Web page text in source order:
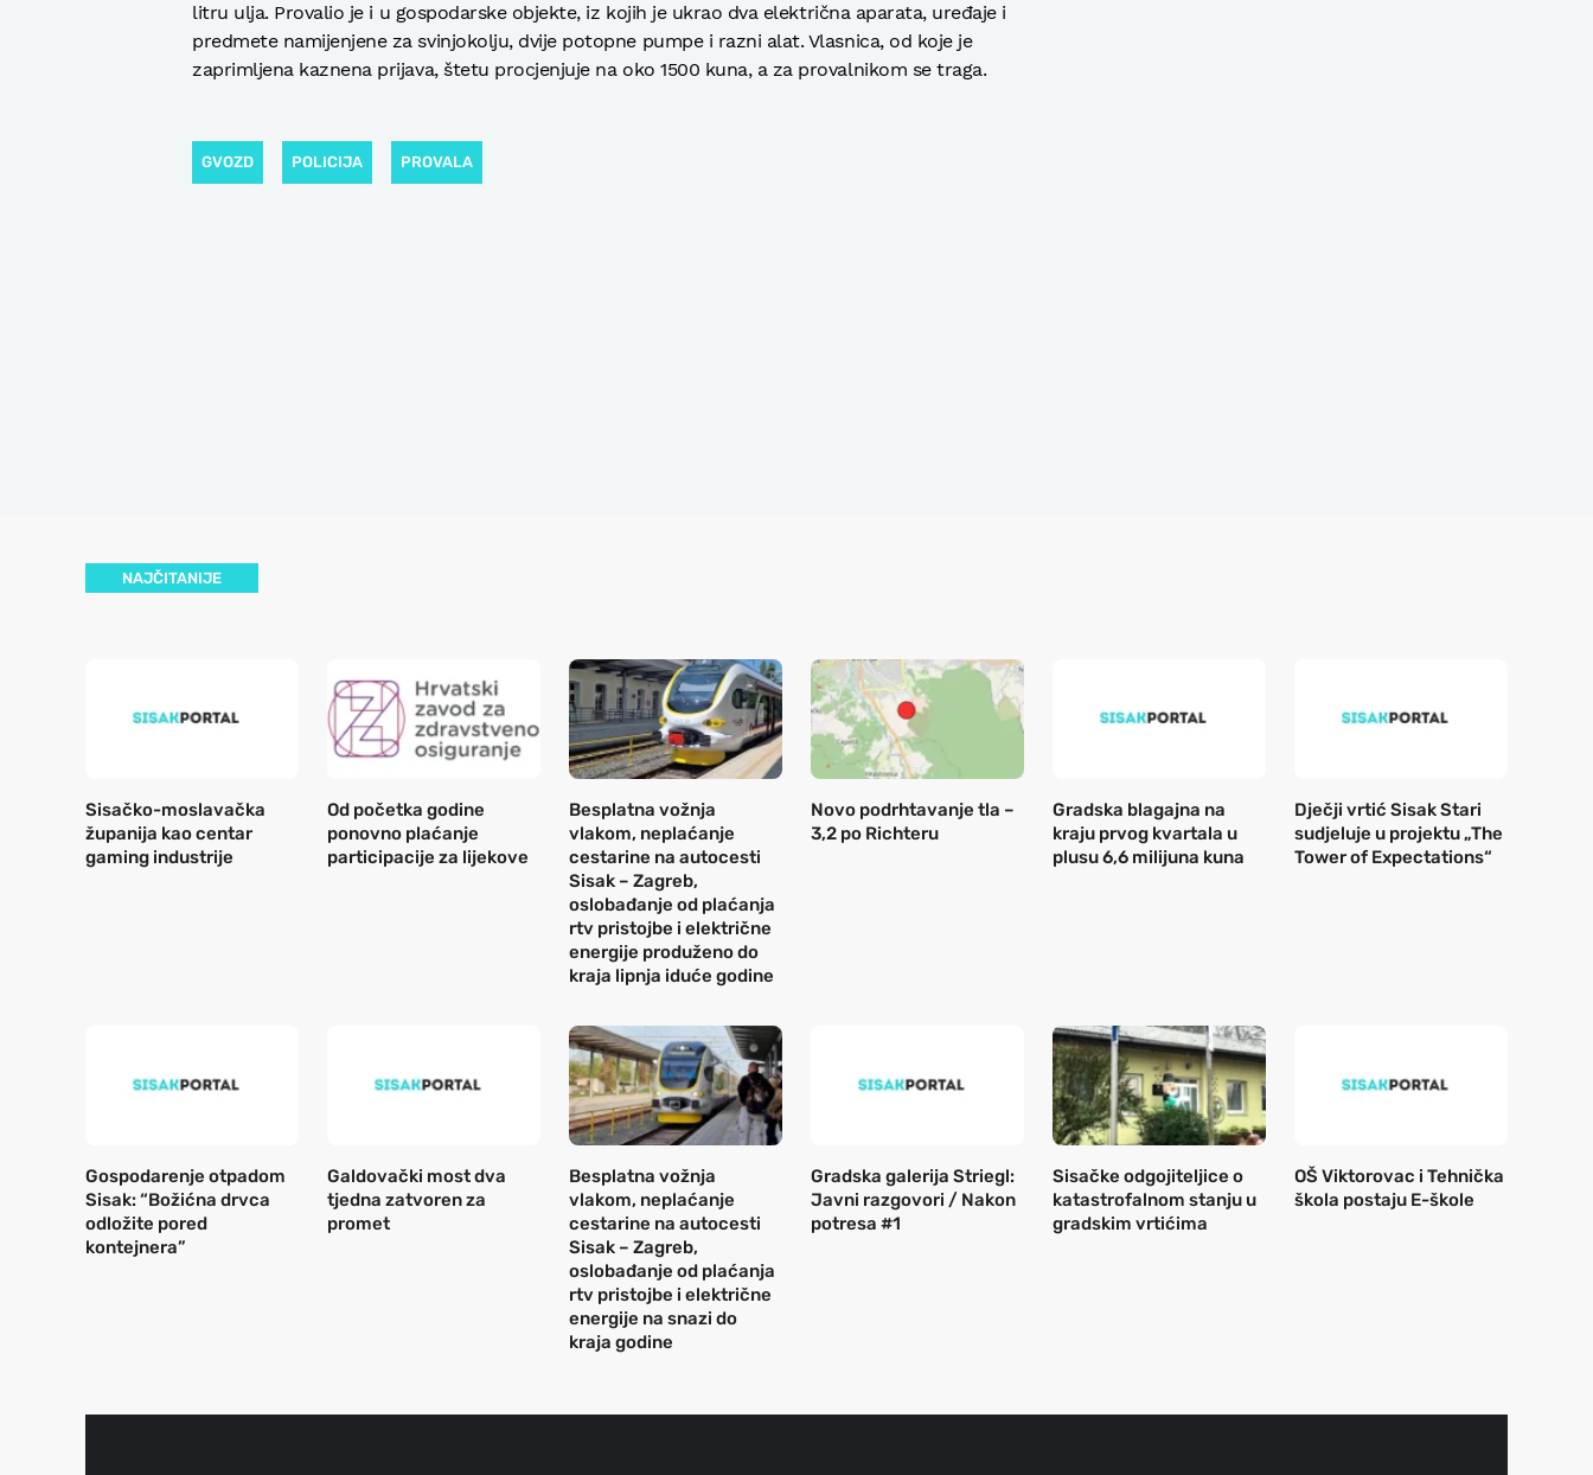
litru ulja. Provalio je i u gospodarske objekte, iz kojih je ukrao dva električna aparata, uređaje i
predmete namijenjene za svinjokolju, dvije potopne pumpe i razni alat. Vlasnica, od koje je
zaprimljena kaznena prijava, štetu procjenjuje na oko 1500 kuna, a za provalnikom se traga.
GVOZD POLICIJA PROVALA
NAJČITANIJE
Sisačko-moslavačka
županija kao centar
gaming industrije
Od početka godine
ponovno plaćanje
participacije za lijekove
Besplatna vožnja
vlakom, neplaćanje
cestarine na autocesti
Sisak – Zagreb,
oslobađanje od plaćanja
rtv pristojbe i električne
energije produženo do
kraja lipnja iduće godine
Novo podrhtavanje tla –
3,2 po Richteru
Gradska blagajna na
kraju prvog kvartala u
plusu 6,6 milijuna kuna
Dječji vrtić Sisak Stari
sudjeluje u projektu „The
Tower of Expectations“
Gospodarenje otpadom
Sisak: “Božićna drvca
odložite pored
kontejnera”
Galdovački most dva
tjedna zatvoren za
promet
Besplatna vožnja
vlakom, neplaćanje
cestarine na autocesti
Sisak – Zagreb,
oslobađanje od plaćanja
rtv pristojbe i električne
energije na snazi do
kraja godine
Gradska galerija Striegl:
Javni razgovori / Nakon
potresa #1
Sisačke odgojiteljice o
katastrofalnom stanju u
gradskim vrtićima
OŠ Viktorovac i Tehnička
škola postaju E-škole